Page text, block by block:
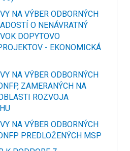
NA VÝBER ODBORNÝCH
O NENÁVRATNÝ
DOPYTOVO
- EKONOMICKÁ
NA VÝBER ODBORNÝCH
ZAMERANÝCH NA
ROZVOJA
NA VÝBER ODBORNÝCH
PREDLOŽENÝCH MSP